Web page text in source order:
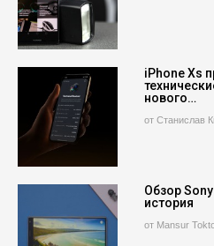
iPhone Xs
нового…
от Станислав
Обзор
история
от Mansur